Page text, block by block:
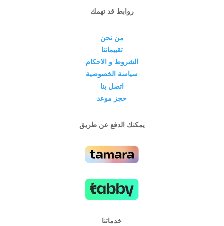
روابط قد تهمك
من نحن
تقييماتنا
الشروط و الاحكام
سياسة الخصوصية
اتصل بنا
حجز موعد
يمكنك الدفع عن طريق
خدماتنا